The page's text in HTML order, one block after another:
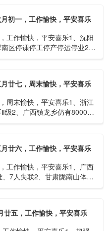
初一，工作愉快，平安喜乐
工作愉快，平安喜乐1、沈阳
区停课停工停产停运停业2、
廿七，周末愉快，平安喜乐
周末愉快，平安喜乐1、浙江
级2、广西镇龙乡仍有8000多
廿六，工作愉快，平安喜乐
工作愉快，平安喜乐1、广西
7人失联2、甘肃陇南山体滑
廿五，工作愉快，平安喜乐